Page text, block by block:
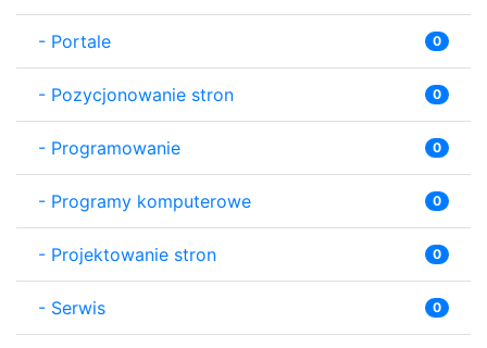
- Portale 0
- Pozycjonowanie stron 0
- Programowanie 0
- Programy komputerowe 0
- Projektowanie stron 0
- Serwis 0